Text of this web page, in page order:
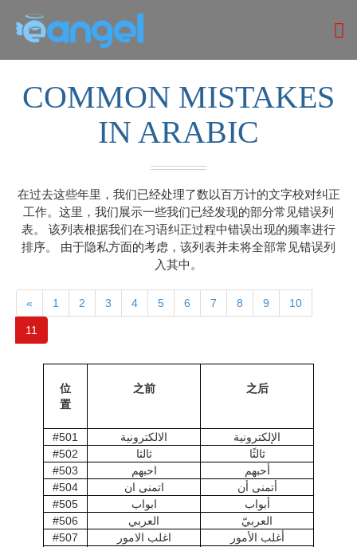
COMMON MISTAKES
IN ARABIC
在过去这些年里，我们已经处理了数以百万计的文字校对纠正
工作。这里，我们展示一些我们已经发现的部分常见错误列
表。 该列表根据我们在习语纠正过程中错误出现的频率进行
排序。 由于隐私方面的考虑，该列表并未将全部常见错误列
入其中。
« 1 2 3 4 5 6 7 8 9 10
11
位
置
之前 之后
#501 الالكترونية
الإلكترونية
#502
ثالثا
ثالثًا
#503
احبهم
أحبهم
#504
اتمنى ان
أتمنى أن
#505
ابواب
أبواب
#506
العربي
العربيّ
#507
اغلب الامور
أغلب الأمور